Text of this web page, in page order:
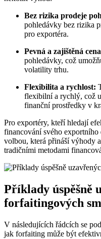
Bez rizika prodeje
pohledávky bez rizika
pro exportéra.
Pevná a zajištěná
pohledávky, což
volatility trhu.
Flexibilita a rychlost:
flexibilní a rychlý, což
finanční prostředky v
Pro exportéry, kteří hledají
financování svého
volbou, která přináší výhody
tradičními metodami
Příklady úspěšně
forfaitingových
V následujících řádcích se
jak forfaiting může být